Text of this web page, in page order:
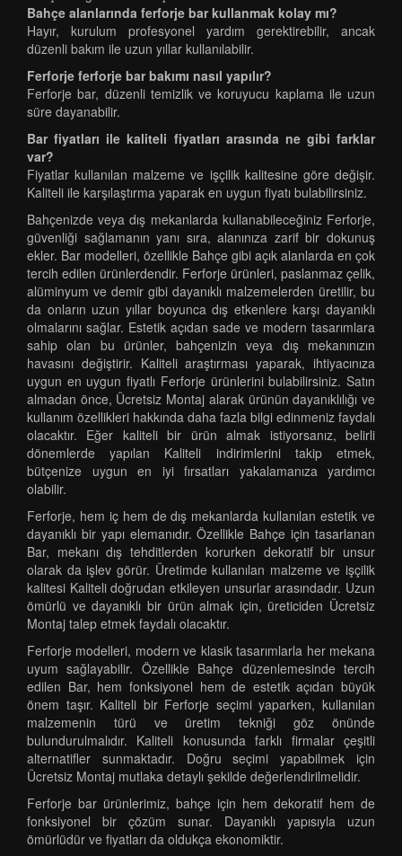
Bahçe alanlarında ferforje bar kullanmak kolay mı?
Hayır, kurulum profesyonel yardım gerektirebilir, ancak
düzenli bakım ile uzun yıllar kullanılabilir.
Ferforje ferforje bar bakımı nasıl yapılır?
Ferforje bar, düzenli temizlik ve koruyucu kaplama ile uzun
süre dayanabilir.
Bar fiyatları ile kaliteli fiyatları arasında ne gibi farklar
var?
Fiyatlar kullanılan malzeme ve işçilik kalitesine göre değişir.
Kaliteli ile karşılaştırma yaparak en uygun fiyatı bulabilirsiniz.
Bahçenizde veya dış mekanlarda kullanabileceğiniz Ferforje,
güvenliği sağlamanın yanı sıra, alanınıza zarif bir dokunuş
ekler. Bar modelleri, özellikle Bahçe gibi açık alanlarda en çok
tercih edilen ürünlerdendir. Ferforje ürünleri, paslanmaz çelik,
alüminyum ve demir gibi dayanıklı malzemelerden üretilir, bu
da onların uzun yıllar boyunca dış etkenlere karşı dayanıklı
olmalarını sağlar. Estetik açıdan sade ve modern tasarımlara
sahip olan bu ürünler, bahçenizin veya dış mekanınızın
havasını değiştirir. Kaliteli araştırması yaparak, ihtiyacınıza
uygun en uygun fiyatlı Ferforje ürünlerini bulabilirsiniz. Satın
almadan önce, Ücretsiz Montaj alarak ürünün dayanıklılığı ve
kullanım özellikleri hakkında daha fazla bilgi edinmeniz faydalı
olacaktır. Eğer kaliteli bir ürün almak istiyorsanız, belirli
dönemlerde yapılan Kaliteli indirimlerini takip etmek,
bütçenize uygun en iyi fırsatları yakalamanıza yardımcı
olabilir.
Ferforje, hem iç hem de dış mekanlarda kullanılan estetik ve
dayanıklı bir yapı elemanıdır. Özellikle Bahçe için tasarlanan
Bar, mekanı dış tehditlerden korurken dekoratif bir unsur
olarak da işlev görür. Üretimde kullanılan malzeme ve işçilik
kalitesi Kaliteli doğrudan etkileyen unsurlar arasındadır. Uzun
ömürlü ve dayanıklı bir ürün almak için, üreticiden Ücretsiz
Montaj talep etmek faydalı olacaktır.
Ferforje modelleri, modern ve klasik tasarımlarla her mekana
uyum sağlayabilir. Özellikle Bahçe düzenlemesinde tercih
edilen Bar, hem fonksiyonel hem de estetik açıdan büyük
önem taşır. Kaliteli bir Ferforje seçimi yaparken, kullanılan
malzemenin türü ve üretim tekniği göz önünde
bulundurulmalıdır. Kaliteli konusunda farklı firmalar çeşitli
alternatifler sunmaktadır. Doğru seçimi yapabilmek için
Ücretsiz Montaj mutlaka detaylı şekilde değerlendirilmelidir.
Ferforje bar ürünlerimiz, bahçe için hem dekoratif hem de
fonksiyonel bir çözüm sunar. Dayanıklı yapısıyla uzun
ömürlüdür ve fiyatları da oldukça ekonomiktir.